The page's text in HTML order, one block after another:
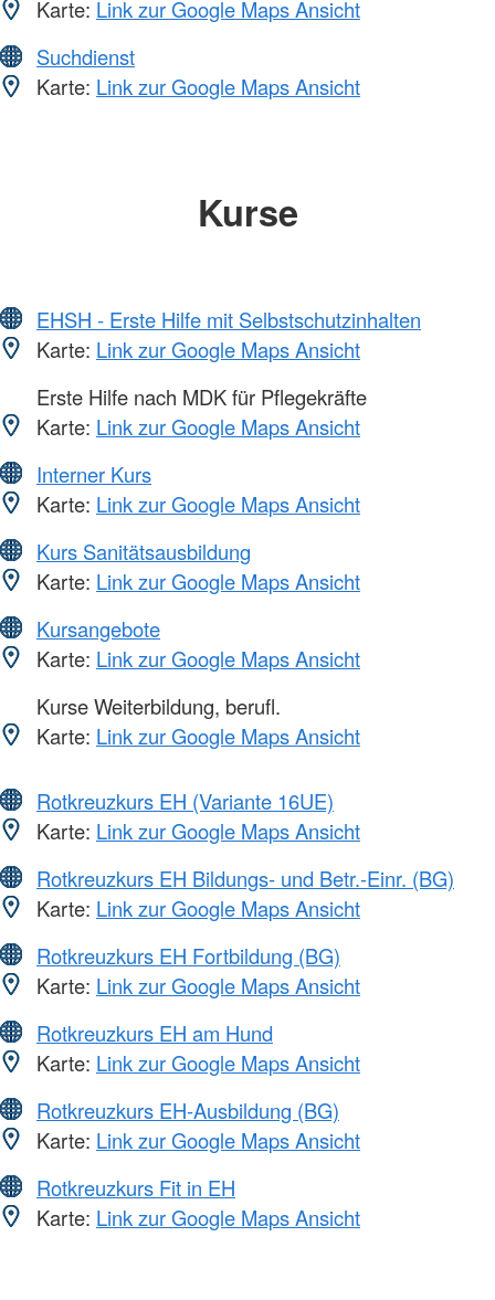
Karte: Link zur Google Maps Ansicht
Suchdienst
Karte: Link zur Google Maps Ansicht
Kurse
EHSH - Erste Hilfe mit Selbstschutzinhalten
Karte: Link zur Google Maps Ansicht
Erste Hilfe nach MDK für Pflegekräfte
Karte: Link zur Google Maps Ansicht
Interner Kurs
Karte: Link zur Google Maps Ansicht
Kurs Sanitätsausbildung
Karte: Link zur Google Maps Ansicht
Kursangebote
Karte: Link zur Google Maps Ansicht
Kurse Weiterbildung, berufl.
Karte: Link zur Google Maps Ansicht
Rotkreuzkurs EH (Variante 16UE)
Karte: Link zur Google Maps Ansicht
Rotkreuzkurs EH Bildungs- und Betr.-Einr. (BG)
Karte: Link zur Google Maps Ansicht
Rotkreuzkurs EH Fortbildung (BG)
Karte: Link zur Google Maps Ansicht
Rotkreuzkurs EH am Hund
Karte: Link zur Google Maps Ansicht
Rotkreuzkurs EH-Ausbildung (BG)
Karte: Link zur Google Maps Ansicht
Rotkreuzkurs Fit in EH
Karte: Link zur Google Maps Ansicht